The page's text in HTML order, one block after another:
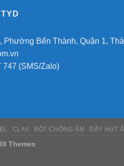
Phường Bến Thành, Quận 1,
747 (SMS/Zalo)
CLAY BỘT CHỐNG ẨM DÂY HÚT
Themes